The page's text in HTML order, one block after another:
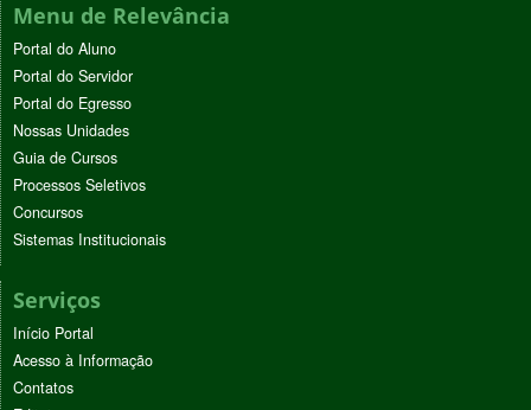
Menu de Relevância
Portal do Aluno
Portal do Servidor
Portal do Egresso
Nossas Unidades
Guia de Cursos
Processos Seletivos
Concursos
Sistemas Institucionais
Serviços
Início Portal
Acesso à Informação
Contatos